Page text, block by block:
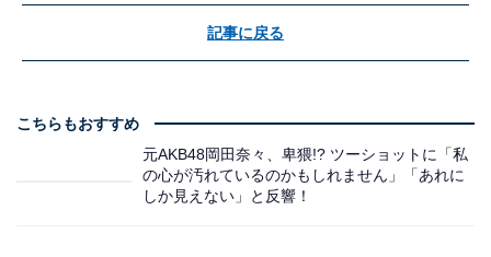
記事に戻る
こちらもおすすめ
元AKB48岡田奈々、卑猥!? ツーショットに「私
の心が汚れているのかもしれません」「あれに
しか見えない」と反響！